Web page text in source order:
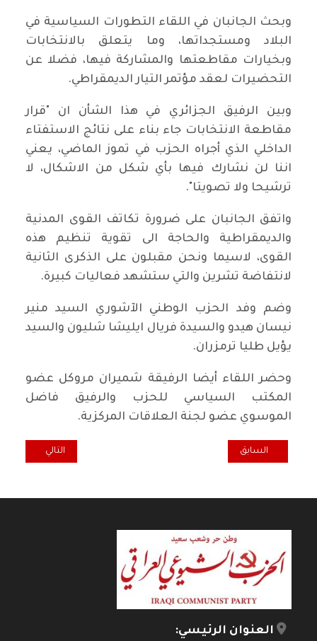
وبحث الجانبان في اللقاء التطورات السياسية في
البلاد ومستجداتها، وما يتعلق بالانتخابات
وبخيارات مقاطعتها والمشاركة فيها، فضلا عن
التحضيرات لعقد مؤتمر التيار الديمقراطي.
وبين الرفيق الجزائري في هذا الشأن ان "قرار
مقاطعة الانتخابات جاء بناء على نتائج الاستفتاء
الداخلي الذي أجراه الحزب في تموز الماضي، يعني
اننا لن نشارك فيها بأي شكل من الاشكال، لا
ترشيحا ولا تصويتا".
واتفق الجانبان على ضرورة تكاتف القوى المدنية
والديمقراطية والحاجة الى تقوية تنظيم هذه
القوى، لاسيما ونحن مقبلون على الذكرى الثانية
لانتفاضة تشرين والتي ستشهد فعاليات كبيرة.
وضم وفد الحزب الوطني الآشوري السيد منير
نيسان هيدو والسيدة فريال ايليشا شليون والسيد
يؤيل طليا ترمزران.
وحضر اللقاء أيضا الرفيقة شميران مروكل عضو
المكتب السياسي للحزب والرفيق فاضل
الموسوي عضو لجنة العلاقات المركزية.
المقال السابق: المكتب السياسي للحزب الشيوعي العراقي: انعقاد
السابق المقال التالي:
التالي
العنوان الرئيسي: